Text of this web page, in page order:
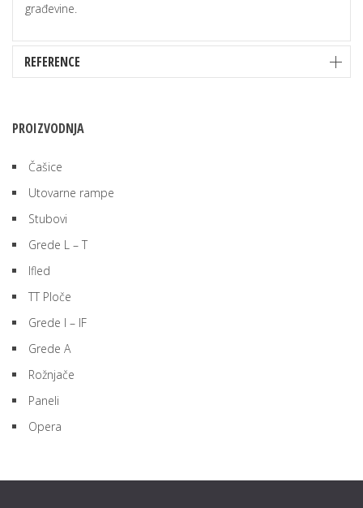
građevine.
REFERENCE
PROIZVODNJA
Čašice
Utovarne rampe
Stubovi
Grede L – T
Ifled
TT Ploče
Grede I – IF
Grede A
Rožnjače
Paneli
Opera